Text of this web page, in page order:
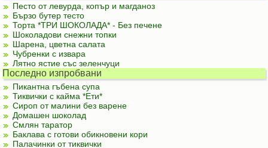
Песто от левурда, копър и магданоз
Бързо бутер тесто
Торта *ТРИ ШОКОЛАДА* - Без печене
Шоколадови снежни топки
Шарена, цветна салата
Чубренки с извара
Лятно ястие със зеленчуци
Последно изпробвани
Пикантна гъбена супа
Тиквички с кайма *Ети*
Сироп от малини без варене
Домашен шоколад
Смлян таратор
Баклава с готови обикновени кори
Палачинки от тиквички